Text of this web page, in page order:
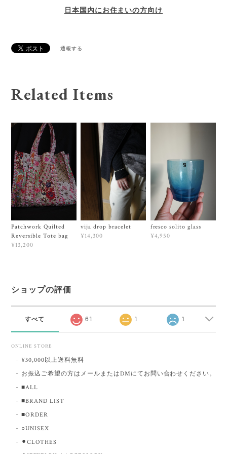
日本国内にお住まいの方向け
通報する
Related Items
Patchwork Quilted
Reversible Tote bag
¥13,200
vija drop bracelet
¥14,300
fresco solito glass
¥4,950
ショップの評価
すべて 61 1 1
ONLINE STORE
¥30,000以上送料無料
お振込ご希望の方はメールまたはDMにてお問い合わせください。
■ALL
■BRAND LIST
■ORDER
○UNISEX
⚫︎CLOTHES